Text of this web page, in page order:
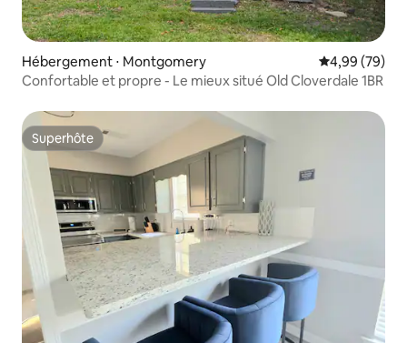
Hébergement ⋅ Montgomery Évaluation
4,99 (79)
Confortable et propre - Le mieux situé Old Cloverdale 1BR
Superhôte
Superhôte